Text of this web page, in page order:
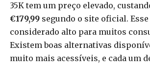
35K tem um preço elevado,
€179,99 segundo o site oficial.
considerado alto para muitos
Existem boas alternativas
muito mais acessíveis, e cada um